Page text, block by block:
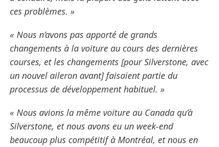
ces problèmes. »
« Nous n’avons pas apporté de grands
changements à la voiture au cours des dernières
courses, et les changements [pour Silverstone, avec
un nouvel aileron avant] faisaient partie du
processus de développement habituel. »
« Nous avions la même voiture au Canada qu’à
Silverstone, et nous avons eu un week-end
beaucoup plus compétitif à Montréal, et nous en